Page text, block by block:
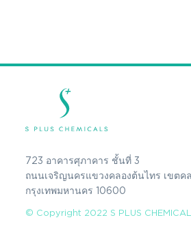
723 อาคารศุภาคาร ชั้นที่ 3
ถนนเจริญนครแขวงคลองต้นไทร เขตค
กรุงเทพมหานคร 10600
© Copyright 2022 S PLUS